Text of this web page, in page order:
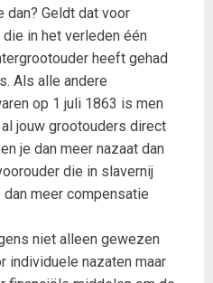
dan? Geldt dat voor
in het verleden één
heeft gehad
Als alle andere
op 1 juli 1863 is men
jouw grootouders direct
je dan meer nazaat dan
die in slavernij
meer compensatie
niet alleen gewezen
individuele nazaten maar